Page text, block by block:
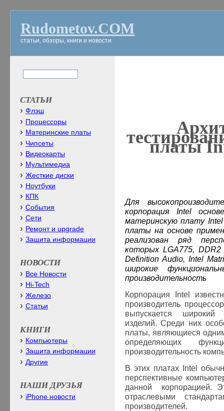
Rudometov.COM
статьи, обзоры, книги и новости
платы
Для
корпорация Intel
материнскую плату
платы на основе
реализован ряд
которых LGA775,DDR
Definition Audio,Intel
широкие
производительность
Корпорация
Intel
производитель
выпускается широкий
изделий. Среди них
платы, являющиеся
определяющих
производительность
В этих платах
Intel
перспективные
данной корпорацией.
отраслевыми
производителей.
СТАТЬИ
Флэш
Процессоры
Материнские платы
Чипсеты
Видеокарты
Мультимедиа
Жесткие диски
Ноутбуки
КПК
События
Сети
Ремонт и upgrade
Защита информации
НОВОСТИ
Все Новости
Hi-Tech
Железо
Статьи
КНИГИ
Компьютеры
Защита информации
Другие
НАШИ ДРУЗЬЯ
iPhone новости